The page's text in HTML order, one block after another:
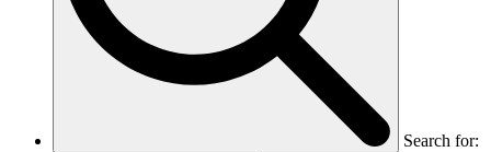
Search for: